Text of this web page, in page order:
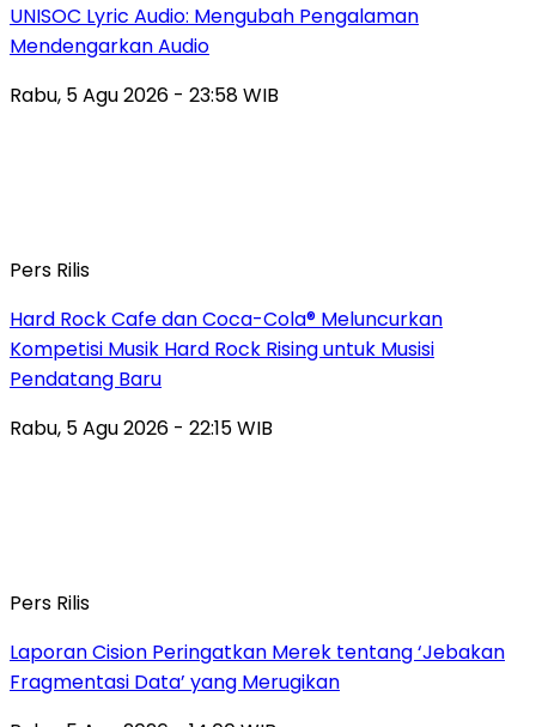
UNISOC Lyric Audio: Mengubah Pengalaman
Mendengarkan Audio
Rabu, 5 Agu 2026 - 23:58 WIB
Pers Rilis
Hard Rock Cafe dan Coca-Cola® Meluncurkan
Kompetisi Musik Hard Rock Rising untuk Musisi
Pendatang Baru
Rabu, 5 Agu 2026 - 22:15 WIB
Pers Rilis
Laporan Cision Peringatkan Merek tentang ‘Jebakan
Fragmentasi Data’ yang Merugikan